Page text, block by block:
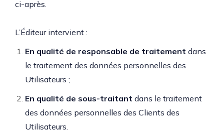
ci-après.
L’Éditeur intervient :
En qualité de responsable de traitement dans
le traitement des données personnelles des
Utilisateurs ;
En qualité de sous-traitant dans le traitement
des données personnelles des Clients des
Utilisateurs.